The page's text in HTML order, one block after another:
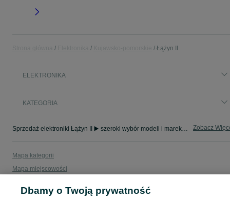
Łążyn II
ELEKTRONIKA
KATEGORIA
Sprzedaż elektroniki Łążyn II ▶️ szeroki wybór modeli i marek ✅ Nowe i używane oferty w atrakcyjnych cenach ☝ Sprawdź ogłoszenia online na OLX.pl! Zobacz
Mapa kategorii
Mapa miejscowości
Popularne wyszukiwania
Dbamy o Twoją prywatność